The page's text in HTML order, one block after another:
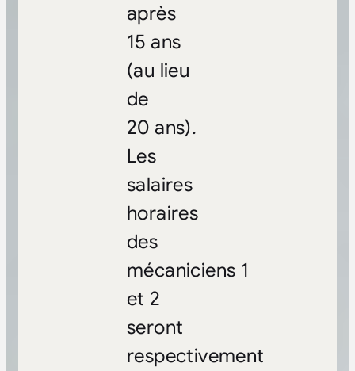
après
15 ans
(au lieu
de
20 ans).
Les
salaires
horaires
des
mécaniciens 1
et 2
seront
respectivement